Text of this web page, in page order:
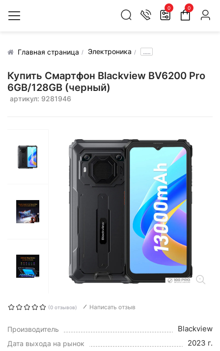
0 0
Главная страница Электроника .....
Купить Смартфон Blackview BV6200 Pro
6GB/128GB (черный)
артикул: 9281946
(0 отзывов) Написать отзыв
Производитель Blackview
Дата выхода на рынок 2023 г.